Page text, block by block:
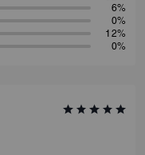
6%
0%
12%
0%